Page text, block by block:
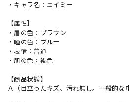
・キャラ名：エイミー
【属性】
・眉の色：ブラウン
・瞳の色：ブルー
・表情：普通
・肌の色：褐色
【商品状態】
Ａ（目立ったキズ、汚れ無し。一般的な